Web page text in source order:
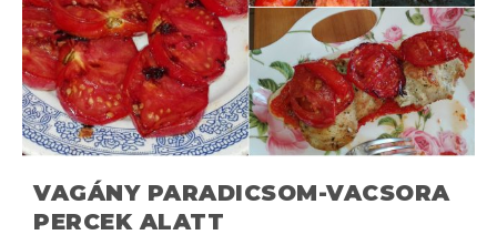
VAGÁNY PARADICSOM-VACSORA
PERCEK ALATT